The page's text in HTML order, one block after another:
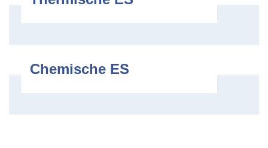
Chemische ES